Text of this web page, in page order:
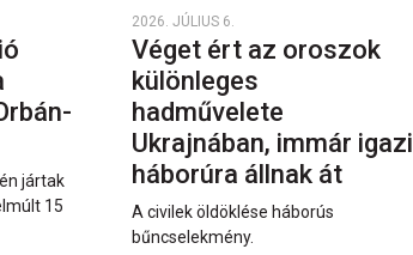
jártak
15
2026. JÚLIUS 6.
Véget ért az oroszok
különleges
hadművelete
Ukrajnában, immár igazi
háborúra állnak át
A civilek öldöklése háborús
bűncselekmény.